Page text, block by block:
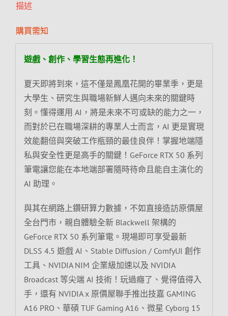
描述
購買需知
遊戲、創作、學習生態再進化！
夏天即將到來，這不僅是鳳凰花開的畢業季，更是
大學生、研究生與職場新鮮人邁向未來的關鍵時
刻。懂得運用 AI，將是未來不可或缺的能力之一，
而對於已在職場深耕的專業人士而言，AI 更是實現
效能翻倍與突破工作瓶頸的最佳良伴！掌握地端隱
私與安全性更是高手的關鍵！GeForce RTX 50 系列
筆電讓您能在本地端部署隨時待命且能自主演化的
AI 助理。
與其在網路上鑽研算力數據，不如直接造訪原價屋
全台門市，親自體驗全新 Blackwell 架構的
GeForce RTX 50 系列筆電。現場即可享受最新
DLSS 4.5 遊戲 AI、Stable Diffusion / ComfyUI 創作
工具、NVIDIA NIM 企業級加速以及 NVIDIA
Broadcast 等尖端 AI 技術！玩過癮了、覺得值得入
手，還有 NVIDIA x 原價屋聯手推出技嘉 GAMING
A16 PRO、華碩 TUF Gaming A16、微星 Cyborg 15